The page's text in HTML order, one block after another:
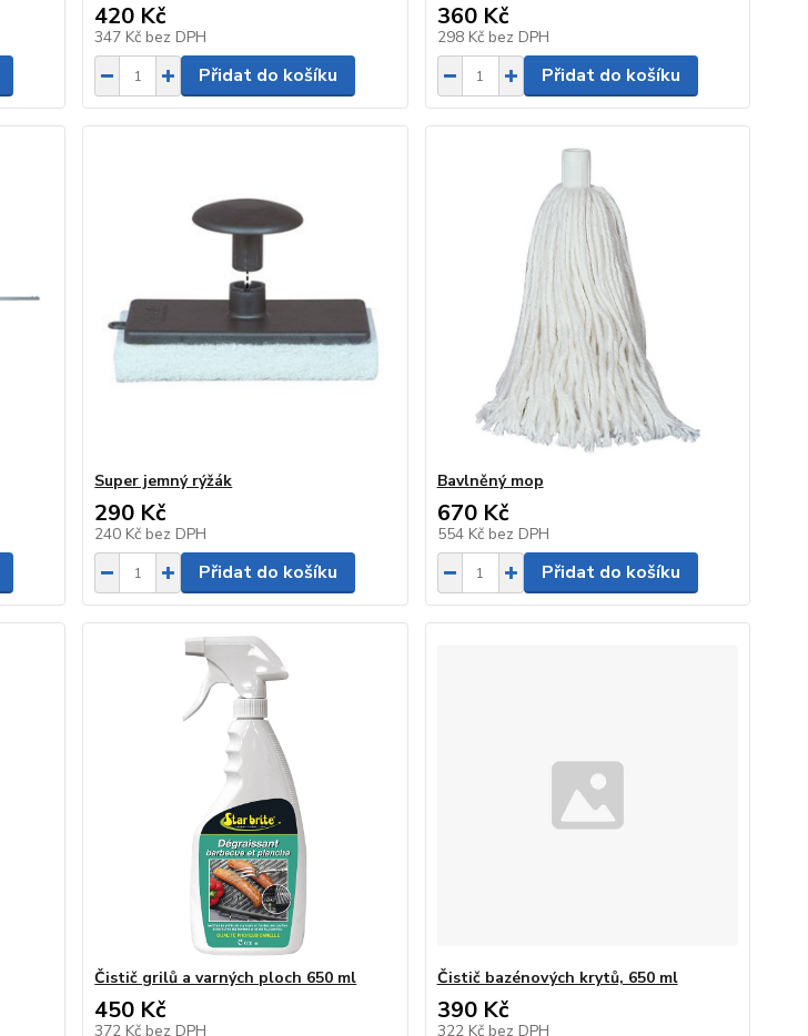
420 Kč
347 Kč bez DPH
Přidat do košíku
360 Kč
298 Kč bez DPH
Přidat do košíku
Super jemný rýžák
290 Kč
240 Kč bez DPH
Přidat do košíku
Bavlněný mop
670 Kč
554 Kč bez DPH
Přidat do košíku
Čistič grilů a varných ploch 650 ml
450 Kč
372 Kč bez DPH
Čistič bazénových krytů, 650 ml
390 Kč
322 Kč bez DPH